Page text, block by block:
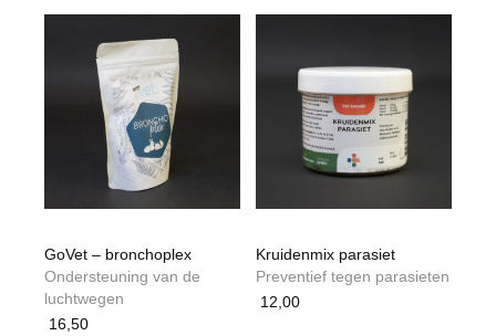
GoVet – bronchoplex
Ondersteuning van de
luchtwegen
16,50
Kruidenmix parasiet
Preventief tegen parasieten
12,00